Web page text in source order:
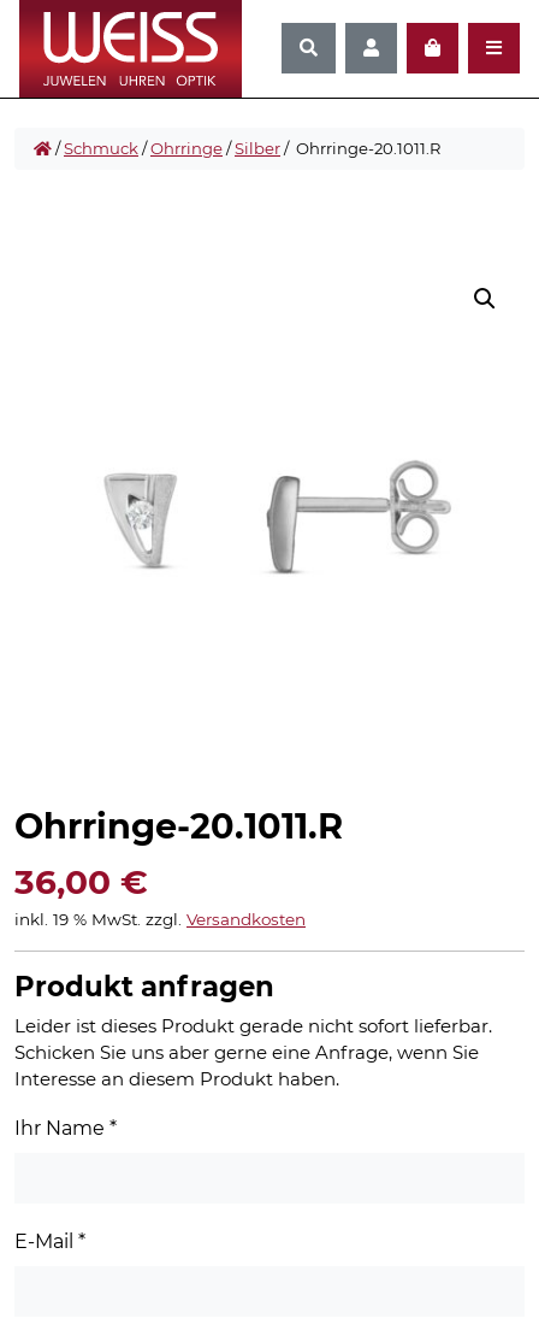
/Schmuck/Ohrringe/Silber/ Ohrringe-20.1011.R
Ohrringe-20.1011.R
36,00 €
inkl. 19 % MwSt. zzgl. Versandkosten
Produkt anfragen
Leider ist dieses Produkt gerade nicht sofort lieferbar.
Schicken Sie uns aber gerne eine Anfrage, wenn Sie
Interesse an diesem Produkt haben.
Ihr Name *
E-Mail *